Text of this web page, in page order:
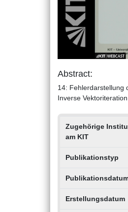
Abstract:
14: Fehlerdarstellung
Inverse
Zugehörige
am KIT
Publikationstyp
Erstellungsdatum